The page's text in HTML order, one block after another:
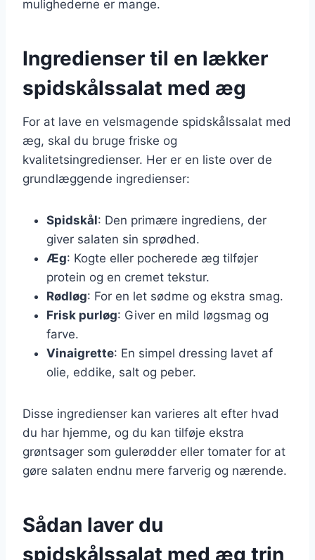
mulighederne er mange.
Ingredienser til en lækker
spidskålssalat med æg
For at lave en velsmagende spidskålssalat med
æg, skal du bruge friske og
kvalitetsingredienser. Her er en liste over de
grundlæggende ingredienser:
Spidskål: Den primære ingrediens, der
giver salaten sin sprødhed.
Æg: Kogte eller pocherede æg tilføjer
protein og en cremet tekstur.
Rødløg: For en let sødme og ekstra smag.
Frisk purløg: Giver en mild løgsmag og
farve.
Vinaigrette: En simpel dressing lavet af
olie, eddike, salt og peber.
Disse ingredienser kan varieres alt efter hvad
du har hjemme, og du kan tilføje ekstra
grøntsager som gulerødder eller tomater for at
gøre salaten endnu mere farverig og nærende.
Sådan laver du
spidskålssalat med æg trin